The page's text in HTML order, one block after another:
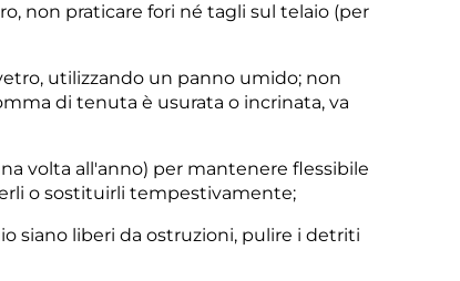
non praticare fori né tagli sul telaio (per
utilizzando un panno umido; non
di tenuta è usurata o incrinata, va
volta all'anno) per mantenere flessibile
o sostituirli tempestivamente;
siano liberi da ostruzioni, pulire i detriti